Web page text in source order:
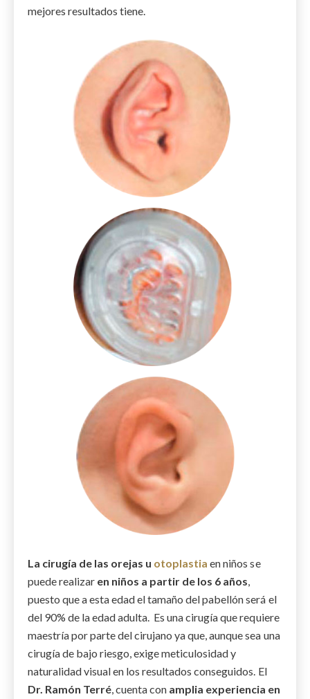
mejores resultados tiene.
La cirugía de las orejas u otoplastia en niños se
puede realizar en niños a partir de los 6 años
puesto que a esta edad el tamaño del pabellón será el
del 90% de la edad adulta. Es una cirugía que requiere
maestría por parte del cirujano ya que, aunque sea una
cirugía de bajo riesgo, exige meticulosidad y
naturalidad visual en los resultados conseguidos. El
Dr. Ramón Terré , cuenta con amplia experiencia en